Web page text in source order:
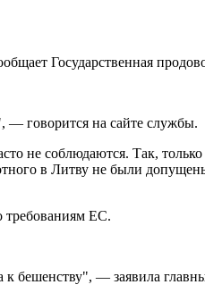
Государственная
— говорится на сайте службы.
не соблюдаются. Так, только
в Литву не были
требованиям ЕС.
бешенству", — заявила